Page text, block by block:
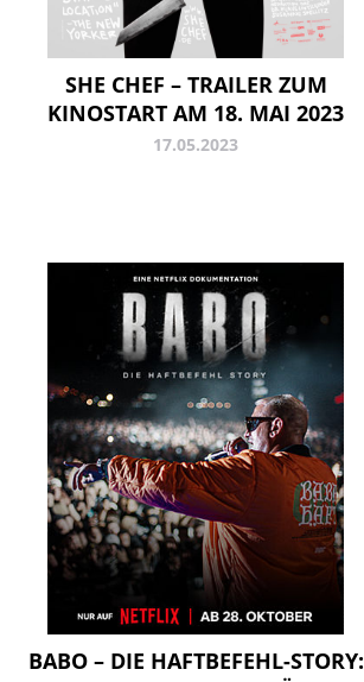
SHE CHEF – TRAILER ZUM
KINOSTART AM 18. MAI 2023
17.05.2023
BABO – DIE HAFTBEFEHL-STORY: